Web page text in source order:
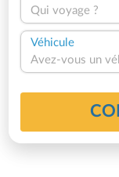
Qui voyage ?
Véhicule
Avez-vous un